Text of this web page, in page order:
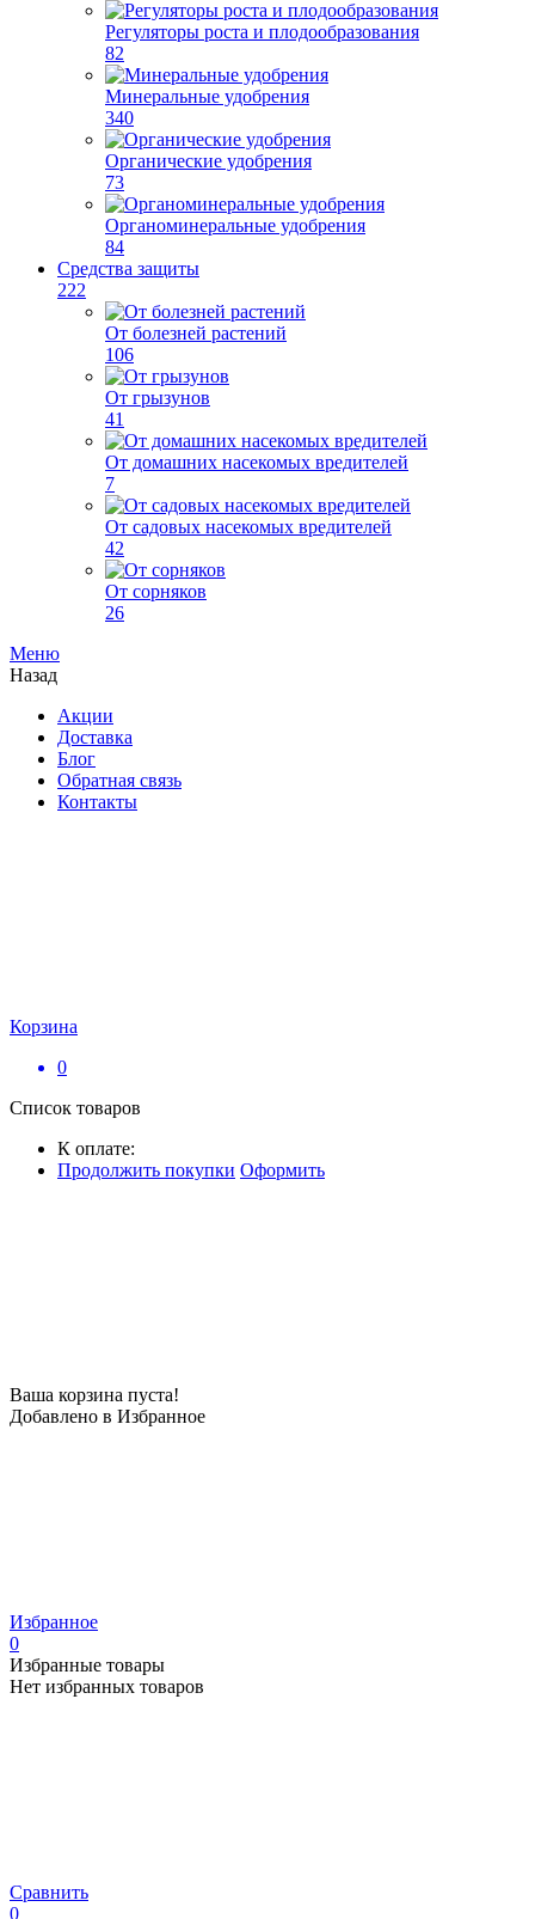
Регуляторы роста и плодообразования
82
Минеральные удобрения
340
Органические удобрения
73
Органоминеральные удобрения
84
Средства защиты
222
От болезней растений
106
От грызунов
41
От домашних насекомых вредителей
7
От садовых насекомых вредителей
42
От сорняков
26
Меню
Назад
Акции
Доставка
Блог
Обратная связь
Контакты
Корзина
0
Список товаров
К оплате:
Продолжить покупки Оформить
Ваша корзина пуста!
Добавлено в Избранное
Избранное
0
Избранные товары
Нет избранных товаров
Сравнить
0